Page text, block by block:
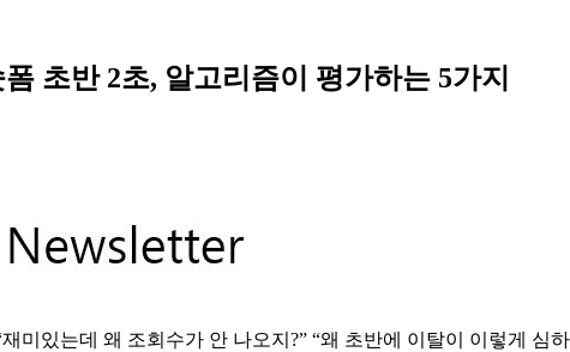
초반 2초, 알고리즘이 평가하는 5가지
미있는데 왜 조회수가 안 나오지?” “왜 초반에 이탈이 이렇게 심